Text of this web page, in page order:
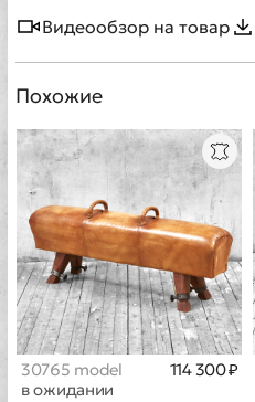
Видеообзор на товар
Похожие
30765 model
в ожидании
114 300 ₽